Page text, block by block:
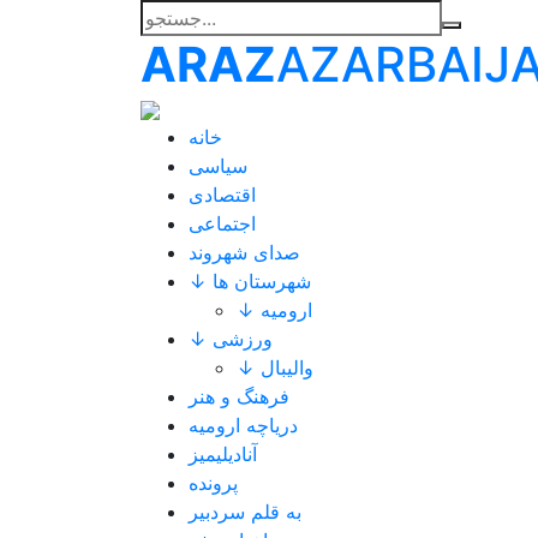
ARAZ
خانه
سیاسی
اقتصادی
اجتماعی
صدای شهروند
↓ شهرستان ها
↓ ارومیه
↓ ورزشی
↓ والیبال
فرهنگ و هنر
دریاچه ارومیه
آنادیلیمیز
پرونده
به قلم سردبیر